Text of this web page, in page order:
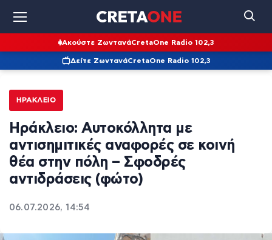
Ακούστε ΖωντανάCretaOne Radio 102,3
Δείτε ΖωντανάCretaOne Radio 102,3
ΗΡΆΚΛΕΙΟ
Ηράκλειο: Αυτοκόλλητα με
αντισημιτικές αναφορές σε κοινή
θέα στην πόλη – Σφοδρές
αντιδράσεις (φώτο)
06.07.2026, 14:54